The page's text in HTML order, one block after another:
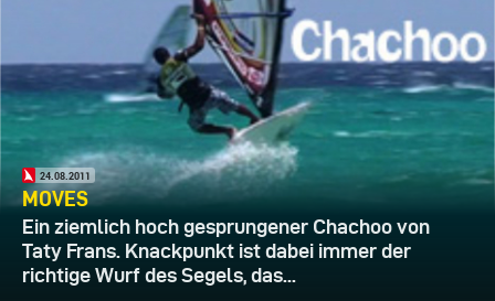
24.08.2011
MOVES
Ein ziemlich hoch gesprungener Chachoo von
Taty Frans. Knackpunkt ist dabei immer der
richtige Wurf des Segels, das...